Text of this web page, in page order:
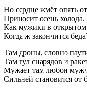
Но сердце жмёт опять
Приносит осень холода.
Как мужики в открытом
Когда ж закончится
Там дроны, словно
Там гул снарядов и
Мужает там любой
Сильней становится от